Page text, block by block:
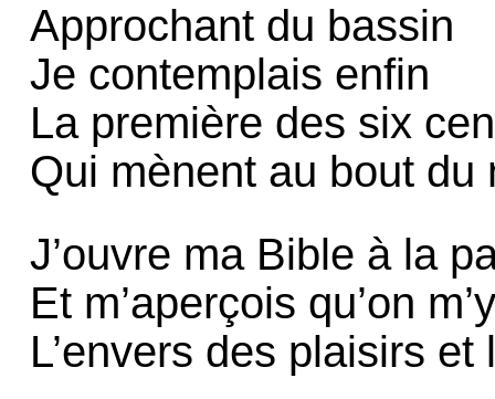
Approchant du bassin
Je contemplais enfin
La première des six
Qui mènent au bout du
J’ouvre ma Bible à la
Et m’aperçois qu’on
L’envers des plaisirs et